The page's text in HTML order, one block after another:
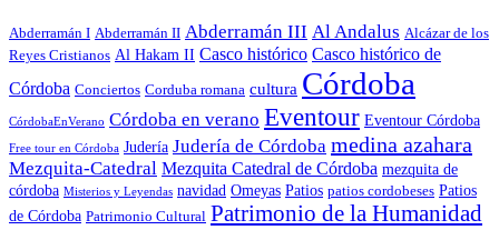
Abderramán I Abderramán II Abderramán III Al Andalus Alcázar de los
Reyes Cristianos Al Hakam II Casco histórico Casco histórico de
Córdoba Conciertos Corduba romana cultura Córdoba
CórdobaEnVerano Córdoba en verano Eventour Eventour Córdoba
Free tour en Córdoba Judería Judería de Córdoba medina azahara
Mezquita-Catedral Mezquita Catedral de Córdoba mezquita de
córdoba Misterios y Leyendas navidad Omeyas Patios patios cordobeses Patios
de Córdoba Patrimonio Cultural Patrimonio de la Humanidad